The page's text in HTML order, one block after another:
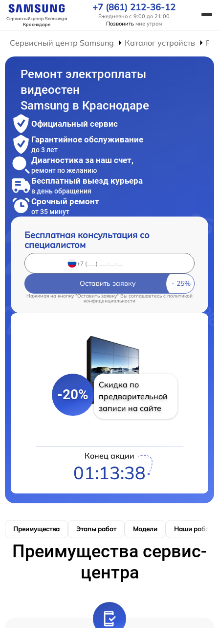
Сервисный центр Samsungв
Краснодаре
+7 (861) 212-36-12
Ежедневно с 9:00 до 21:00
Позвонить мне утром
Сервисный центр Samsung Каталог устройств
Ремонт электроплаты
видеостен
Samsung в Краснодаре
Официальный сервис
Гарантийное обслуживание
до 3 лет
Диагностика за наш счет,
ремонт по желанию
Бесплатный выезд курьера
в день обращения
Срочный ремонт
от 35 минут
Бесплатная консультация со
специалистом
Оставить заявку
Нажимая на кнопку "Оставить заявку" Вы соглашаетесь c политикой
конфиденциальности
-20%
Скидка по
предварительной
записи на сайте
Конец акции
01:13:37
Преимущества Этапы работ Модели Наши работы
Преимущества сервис-
центра